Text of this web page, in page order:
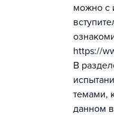
можно с
https://
В
темами,
данном